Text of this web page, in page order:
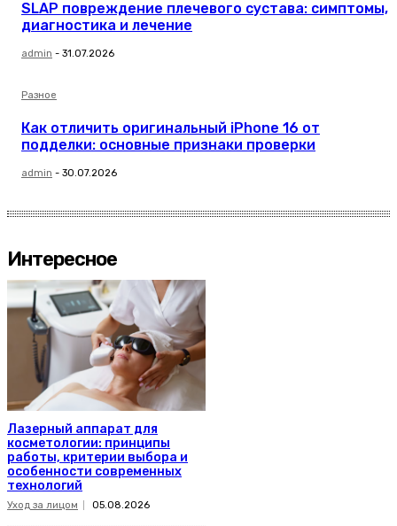
SLAP повреждение плечевого сустава: симптомы,
диагностика и лечение
admin - 31.07.2026
Разное
Как отличить оригинальный iPhone 16 от
подделки: основные признаки проверки
admin - 30.07.2026
Интересное
Лазерный аппарат для
косметологии: принципы
работы, критерии выбора и
особенности современных
технологий
Уход за лицом 05.08.2026